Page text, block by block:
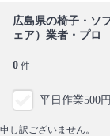
広島県の椅子・ソ
ェア）業者・プロ
0 件
平日作業500
申し訳ございません。